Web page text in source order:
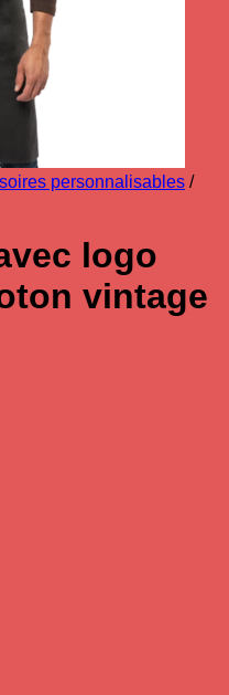
personnalisables /
logo
vintage